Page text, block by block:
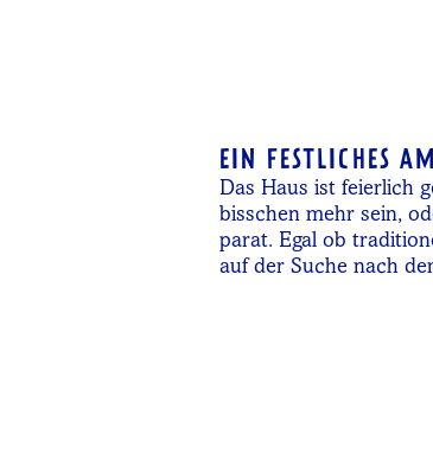
EIN FESTLICHES
Das Haus ist feierlich
bisschen mehr sein,
parat. Egal ob
auf der Suche nach